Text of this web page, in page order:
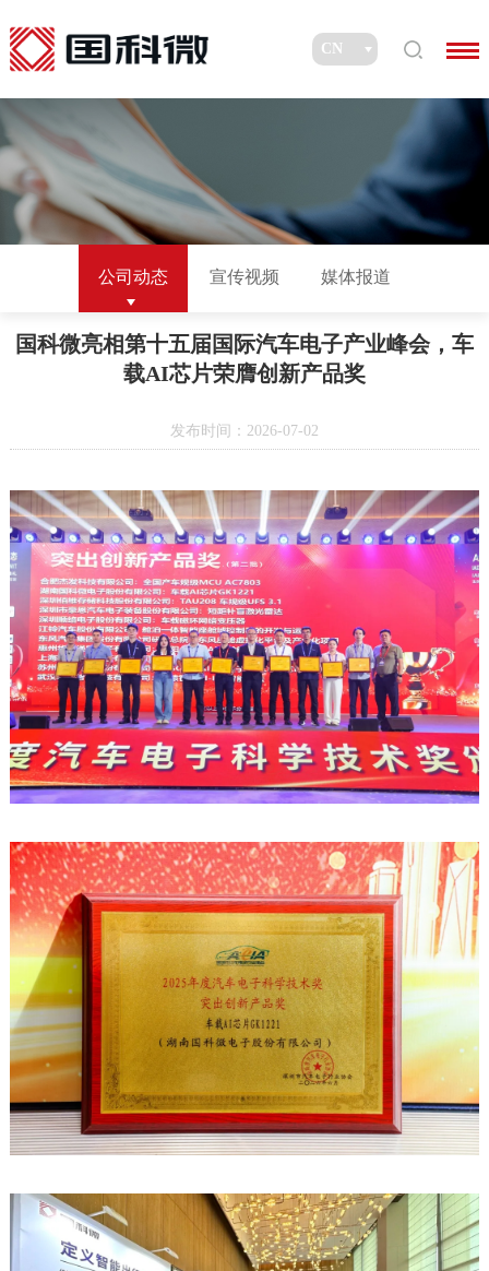
公司动态 宣传视频 媒体报道
国科微亮相第十五届国际汽车电子产业峰会，车
载AI芯片荣膺创新产品奖
发布时间：2026-07-02